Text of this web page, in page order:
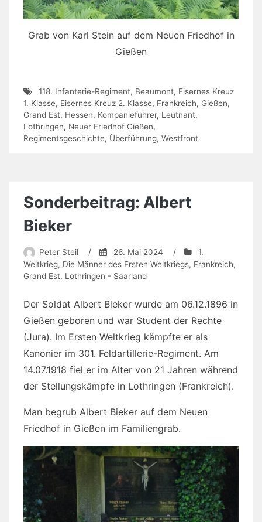
Grab von Karl Stein auf dem Neuen Friedhof in
Gießen
118. Infanterie-Regiment, Beaumont, Eisernes Kreuz
1. Klasse, Eisernes Kreuz 2. Klasse, Frankreich, Gießen,
Grand Est, Hessen, Kompanieführer, Leutnant,
Lothringen, Neuer Friedhof Gießen,
Regimentsgeschichte, Überführung, Westfront
Sonderbeitrag: Albert
Bieker
Peter Steil / 26. Mai 2024 /
1.
Weltkrieg, Die Männer des Ersten Weltkriegs, Frankreich,
Grand Est, Lothringen - Saarland
Der Soldat Albert Bieker wurde am 06.12.1896 in
Gießen geboren und war Student der Rechte
(Jura). Im Ersten Weltkrieg kämpfte er als
Kanonier im 301. Feldartillerie-Regiment. Am
14.07.1918 fiel er im Alter von 21 Jahren während
der Stellungskämpfe in Lothringen (Frankreich).
Man begrub Albert Bieker auf dem Neuen
Friedhof in Gießen im Familiengrab.